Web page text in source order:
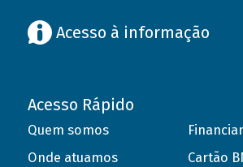
Acesso à informação
Acesso Rápido
Quem somos
Onde atuamos
Cartão